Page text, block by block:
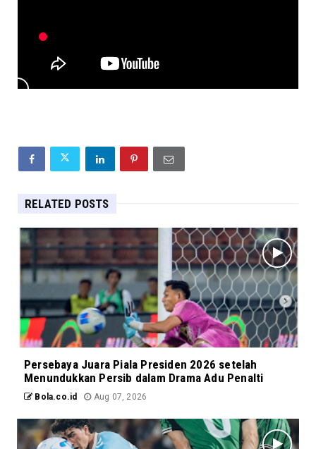
RELATED POSTS
Persebaya Juara Piala Presiden 2026 setelah
Menundukkan Persib dalam Drama Adu Penalti
Bola.co.id Aug 07, 2026